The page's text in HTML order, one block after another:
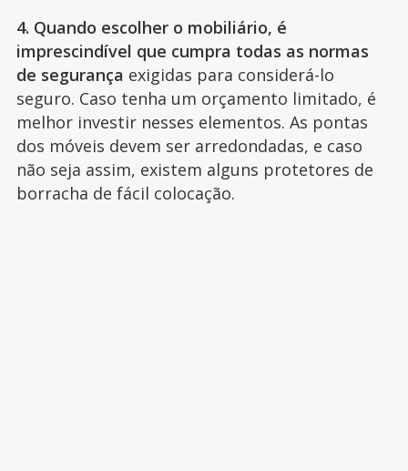
4. Quando escolher o mobiliário, é
imprescindível que cumpra todas as normas
de segurança exigidas para considerá-lo
seguro. Caso tenha um orçamento limitado, é
melhor investir nesses elementos. As pontas
dos móveis devem ser arredondadas, e caso
não seja assim, existem alguns protetores de
borracha de fácil colocação.